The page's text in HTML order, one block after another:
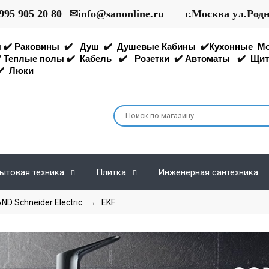
905 20 80 ✉info@sanonline.ru г.Москва
✔️ Раковины ✔️ Душ ✔️ Душевые Кабины ✔️Кухонные
Теплые полы ✔️ Кабель ✔️ Розетки ✔️ Автоматы ✔️
Люки
техника Плитка Инженерная сантехника
Schneider Electric → EKF